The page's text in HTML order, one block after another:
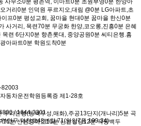
사무소0분 평촌역, 이마트0분 초원부영0분 한양아
거리 0분 인덕원 푸르지오,대림 @0분 LG아파트,초
이프0분 평성교회, 꿈마을 현대0분 꿈마을 한신0분
사거리, 목련70분 무궁화 한양,코오롱,진흥0분 은혜
목련 6단지 0분 향촌롯대, 중양공원0분 씨티은행.홈
아파트0분 학원도착0분
우리은행(동백우성,매화),주공13단지(개나리)5분 곡
6분산본중학교10분산본성당12분극동백두
82003
동차운전학원등록증 제1-28호
/ 1644-3301
안구 덕천로48번길 71(안양7동 199-34)